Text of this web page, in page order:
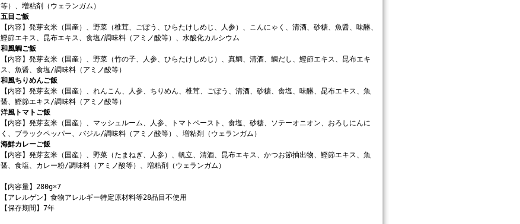
等）、増粘剤（ウェランガム）
五目ご飯
【内容】発芽玄米（国産）、野菜（椎茸、ごぼう、ひらたけしめじ、人参）、こんにゃく、清酒、砂糖、魚醤、味醂、
鰹節エキス、昆布エキス、食塩/調味料（アミノ酸等）、水酸化カルシウム
和風鯛ご飯
【内容】発芽玄米（国産）、野菜（竹の子、人参、ひらたけしめじ）、真鯛、清酒、鯛だし、鰹節エキス、昆布エキ
ス、魚醤、食塩/調味料（アミノ酸等）
和風ちりめんご飯
【内容】発芽玄米（国産）、れんこん、人参、ちりめん、椎茸、ごぼう、清酒、砂糖、食塩、味醂、昆布エキス、魚
醤、鰹節エキス/調味料（アミノ酸等）
洋風トマトご飯
【内容】発芽玄米（国産）、マッシュルーム、人参、トマトペースト、食塩、砂糖、ソテーオニオン、おろしにんに
く、ブラックペッパー、バジル/調味料（アミノ酸等）、増粘剤（ウェランガム）
海鮮カレーご飯
【内容】発芽玄米（国産）、野菜（たまねぎ、人参）、帆立、清酒、昆布エキス、かつお節抽出物、鰹節エキス、魚
醤、食塩、カレー粉/調味料（アミノ酸等）、増粘剤（ウェランガム）
【内容量】280g×7
【アレルゲン】食物アレルギー特定原材料等28品目不使用
【保存期間】7年